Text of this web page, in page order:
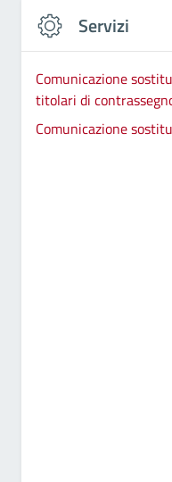
Servizi
Comunicazione
titolari di
Comunicazione